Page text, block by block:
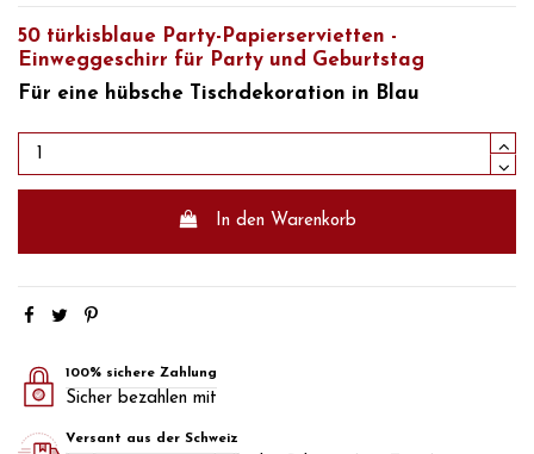
50 türkisblaue Party-Papierservietten -
Einweggeschirr für Party und Geburtstag
Für eine hübsche
Tischdekoration in Blau
In den Warenkorb
100% sichere Zahlung
Sicher bezahlen mit
Versant aus der Schweiz